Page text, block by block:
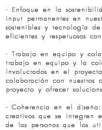
- Enfoque en la
input permanentes en
sostenibles y tecnología
eficientes y respetuosos
- Trabajo en equipo y
trabajo en equipo y la
involucrados en el
colaboración con nuestros
proyecto y ofrecer
- Coherencia en el diseño:
creativos que se integren
de las personas que los